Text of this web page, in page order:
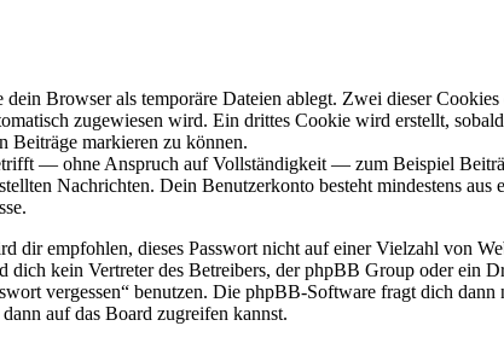
Browser als temporäre Dateien ablegt. Zwei dieser
zugewiesen wird. Ein drittes Cookie wird erstellt,
Beiträge markieren zu können.
— ohne Anspruch auf Vollständigkeit — zum Beispiel
Nachrichten. Dein Benutzerkonto besteht mindestens aus
dir empfohlen, dieses Passwort nicht auf einer Vielzahl von
kein Vertreter des Betreibers, der phpBB Group oder ein
vergessen“ benutzen. Die phpBB-Software fragt dich dann
auf das Board zugreifen kannst.